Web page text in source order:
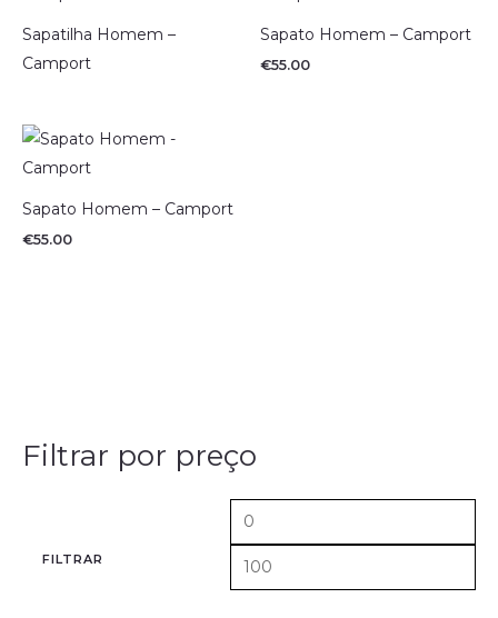
Filtrar por preço
FILTRAR
Sapatilha Homem –
Camport
Sapato Homem – Camport
€55.00
Sapato Homem – Camport
€55.00